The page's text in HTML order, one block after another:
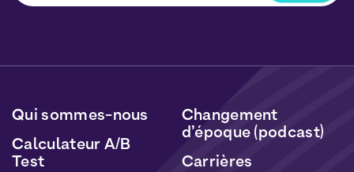
données seront traitées conformément à notre
et deCookies
Qui sommes-nous
Calculateur A/B
Test
Changement
d’époque (podcast)
Carrières